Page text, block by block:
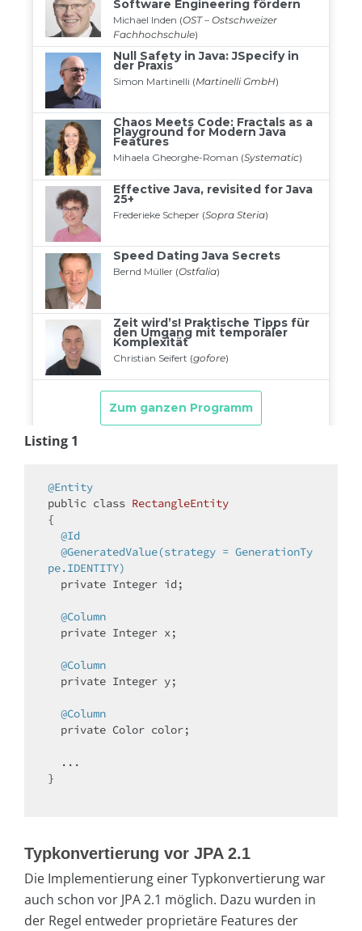
Listing 1
@Entity
public class RectangleEntity
{
@Id
@GeneratedValue(strategy = GenerationTy
pe.IDENTITY)
private Integer id;
@Column
private Integer x;
@Column
private Integer y;
@Column
private Color color;
}
Typkonvertierung vor JPA 2.1
Die Implementierung einer Typkonvertierung war
auch schon vor JPA 2.1 möglich. Dazu wurden in
der Regel entweder proprietäre Features der